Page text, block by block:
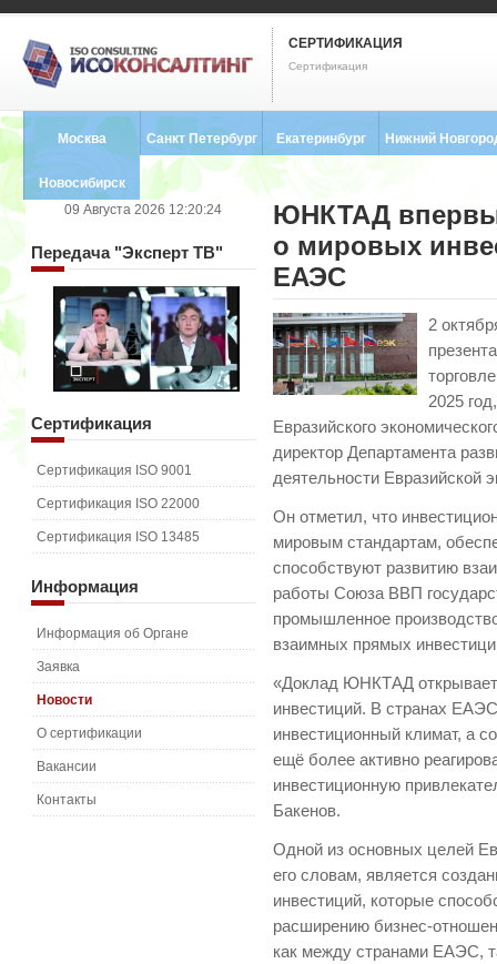
СЕРТИФИКАЦИЯ
Сертификация
Москва Санкт Петербург
8 (812) 748-2493
Екатеринбург
8 (343) 237-2593
Нижний
Новосибирск
8 (383) 227-8449
ЮНКТАД
о мировых
ЕАЭС
2
2025
Евразийского
директор Департамента
деятельности Евразийской
Он отметил, что
мировым стандартам,
способствуют развитию
работы Союза ВВП
промышленное
взаимных прямых
«Доклад ЮНКТАД
инвестиций. В странах
инвестиционный климат, а
ещё более активно
инвестиционную
Бакенов.
Одной из основных целей
его словам, является
инвестиций, которые
расширению бизнес-
как между странами ЕАЭС,
09 Августа 2026 12:20:24
Передача"Эксперт ТВ"
Сертификация
Сертификация ISO 9001
Сертификация ISO 22000
Сертификация ISO 13485
Информация
Информация об Органе
Заявка
Новости
О сертификации
Вакансии
Контакты